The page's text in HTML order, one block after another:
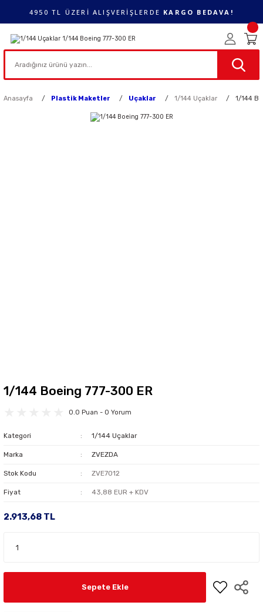
4950 TL ÜZERİ ALIŞVERİŞLERDE KARGO BEDAVA!
Anasayfa Plastik Maketler Uçaklar 1/144 Uçaklar 1/144
1/144 Boeing 777-300 ER
0.0 Puan - 0 Yorum
Kategori 1/144 Uçaklar
Marka ZVEZDA
Stok Kodu ZVE7012
Fiyat 43,88 EUR + KDV
2.913,68 TL
Sepete Ekle